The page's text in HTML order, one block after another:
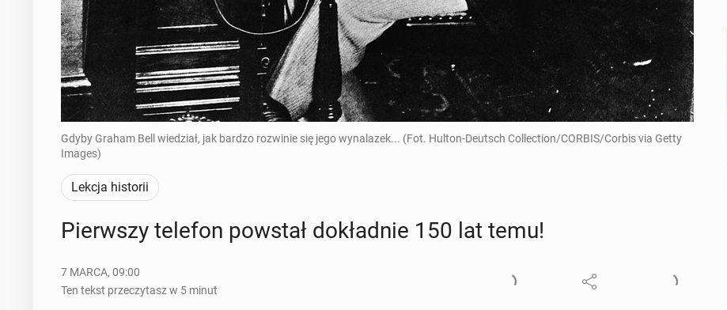
Gdyby Graham Bell wiedział, jak bardzo rozwinie się jego wynalazek... (Fot. Hulton-Deutsch Collection/CORBIS/Corbis via Getty
Images)
Lekcja historii
Pierw­szy telefon powstał do­kład­nie 150 lat temu!
7 MARCA, 09:00
Ten tekst przeczytasz w 5 minut